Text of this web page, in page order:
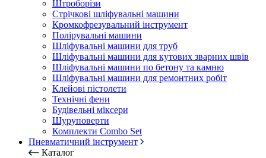
Штроборізи
Стрічкові шліфувальні машини
Кромкофрезувальний інструмент
Полірувальні машини
Шліфувальні машини для труб
Шліфувальні машини для кутових зварних швів
Шліфувальні машини по бетону та камню
Шліфувальні машини для ремонтних робіт
Клейові пістолети
Технічні фени
Будівельні міксери
Шуруповерти
Комплекти Combo Set
Пневматичний інструмент
Каталог